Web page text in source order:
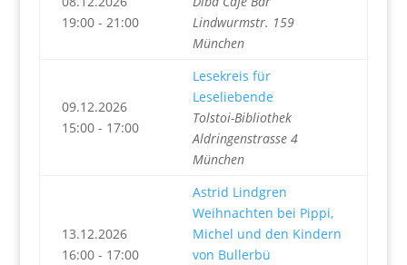
19:00 - 21:00
Lindwurmstr. 159
München
09.12.2026
15:00 - 17:00
Lesekreis für
Leseliebende
Tolstoi-Bibliothek
Aldringenstrasse 4
München
13.12.2026
16:00 - 17:00
Astrid Lindgren
Weihnachten bei Pippi,
Michel und den Kindern
von Bullerbü